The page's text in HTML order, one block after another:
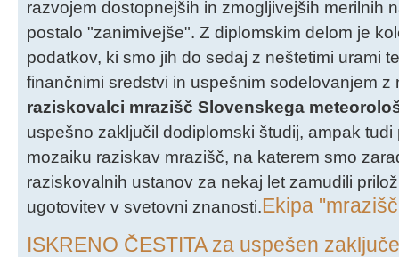
razvojem dostopnejših in zmogljivejših merilnih
postalo "zanimivejše". Z diplomskim delom je
podatkov, ki smo jih do sedaj z neštetimi urami
finančnimi sredstvi in uspešnim sodelovanjem z
raziskovalci mrazišč Slovenskega
uspešno zaključil dodiplomski študij, ampak
mozaiku raziskav mrazišč, na katerem smo
raziskovalnih ustanov za nekaj let zamudili
ugotovitev v svetovni znanosti.Ekipa
ISKRENO ČESTITA za uspešen